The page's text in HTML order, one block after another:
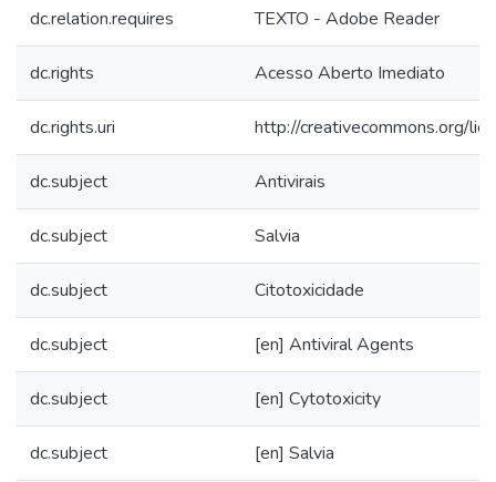
dc.relation.requires TEXTO - Adobe Reader
dc.rights Acesso Aberto Imediato
dc.rights.uri http://creativecommons.org/
dc.subject Antivirais
dc.subject Salvia
dc.subject Citotoxicidade
dc.subject [en] Antiviral Agents
dc.subject [en] Cytotoxicity
dc.subject [en] Salvia